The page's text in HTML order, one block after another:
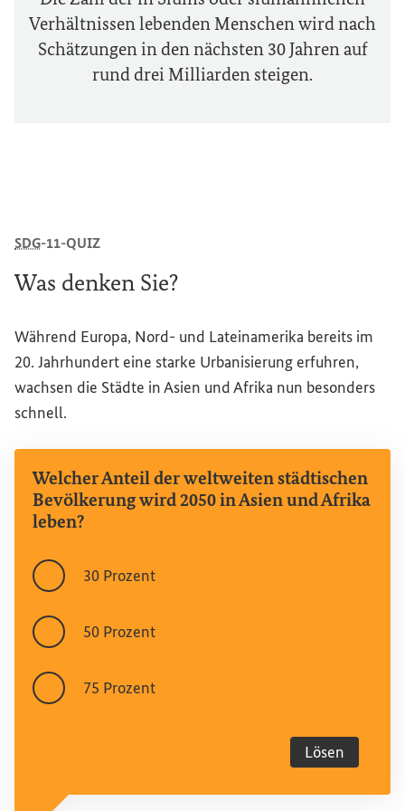
Verhältnissen lebenden Menschen wird nach
Schätzungen in den nächsten 30 Jahren auf
rund drei Milliarden steigen.
SDG-11-QUIZ
Was denken Sie?
Während Europa, Nord- und Lateinamerika bereits im
20. Jahrhundert eine starke Urbanisierung erfuhren,
wachsen die Städte in Asien und Afrika nun besonders
schnell.
Welcher Anteil der weltweiten städtischen
Bevölkerung wird 2050 in Asien und Afrika
leben?
30 Prozent
50 Prozent
75 Prozent
Lösen